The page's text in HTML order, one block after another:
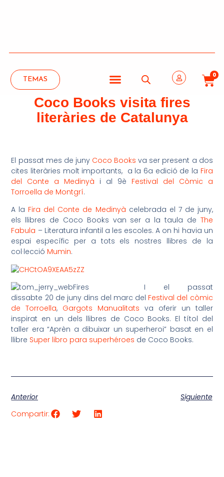
TEMAS
0
Coco Books visita fires
literàries de Catalunya
El passat mes de juny Coco Books va ser present a dos
cites literàries molt importants, a la 6a edició de la Fira
del Conte a Medinyà i al 9è Festival del Còmic a
Torroella de Montgrí.
A la Fira del Conte de Medinyà celebrada el 7 de juny,
els llibres de Coco Books van ser a la taula de The
Fabula – Literatura infantil a les escoles. A on hi havia un
espai específic per a tots els nostres llibres de la
col·lecció Mumin.
I el passat
dissabte 20 de juny dins del marc del Festival del còmic
de Torroella, Gargots Manualitats va oferir un taller
inspirat en un dels llibres de Coco Books. El títol del
taller era “Aprèn a dibuixar un superheroi” basat en el
llibre Super libro para superhéroes de Coco Books.
Anterior
Siguiente
Compartir: